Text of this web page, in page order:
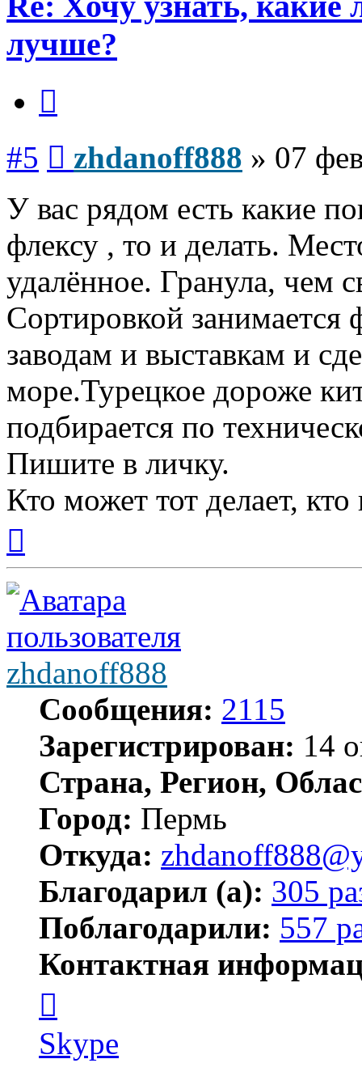
лучше?
#5 zhdanoff888 » 07
У вас рядом есть какие
флексу , то и делать.
удалённое. Гранула, чем
Сортировкой занимается
заводам и выставкам и
море.Турецкое дороже
подбирается по
Пишите в личку.
Кто может тот делает,
началу
zhdanoff888
Сообщения: 2115
Зарегистрирован: 14
Страна, Регион,
Город: Пермь
Откуда:
Благодарил (а): 305
Поблагодарили: 557
Контактная
пользователя
zhdanoff888
Skype